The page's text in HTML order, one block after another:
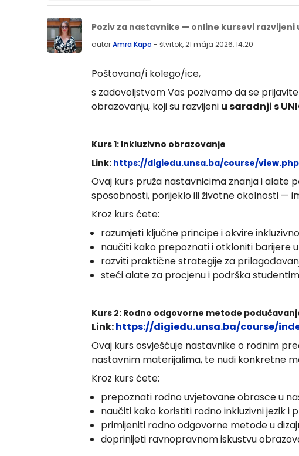
Poziv za nastavnike — online kursevi razvijeni
autorAmra Kapo - štvrtok, 21 mája 2026, 14:20
Počet odpovedí: 0
Poštovana/i kolego/ice,
s zadovoljstvom Vas pozivamo da se
obrazovanju, koji su razvijeni u saradnji s
Kurs 1: Inkluzivno obrazovanje
Link: https://digiedu.unsa.ba/course/
Ovaj kurs pruža nastavnicima znanja i alate
sposobnosti, porijeklo ili životne okolnosti —
Kroz kurs ćete:
razumjeti ključne principe i okvire
naučiti kako prepoznati i otkloniti barijere
razviti praktične strategije za
steći alate za procjenu i podrška
Kurs 2: Rodno odgovorne metode
Link:https://digiedu.unsa.ba/course/
Ovaj kurs osvješćuje nastavnike o rodnim
nastavnim materijalima, te nudi konkretne
Kroz kurs ćete:
prepoznati rodno uvjetovane obrasce u
naučiti kako koristiti rodno inkluzivni jezik i
primijeniti rodno odgovorne metode u
doprinijeti ravnopravnom iskustvu